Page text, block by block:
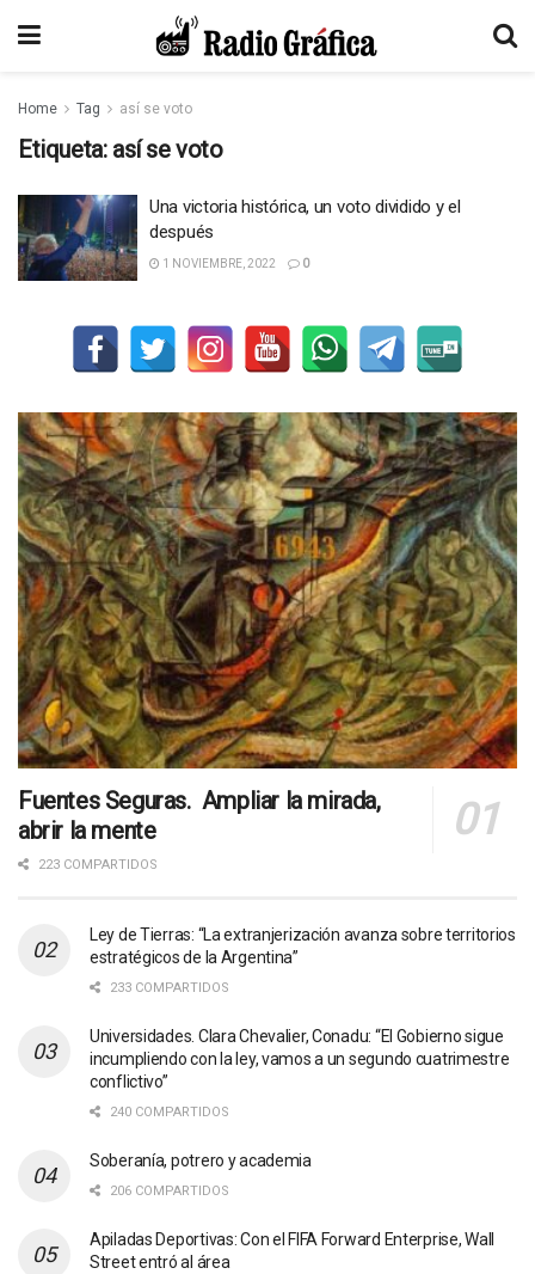
Home Tag así se voto
Etiqueta: así se voto
Una victoria histórica, un voto dividido y el
después
1 NOVIEMBRE, 2022 0
Fuentes Seguras. Ampliar la mirada,
abrir la mente
223 COMPARTIDOS
Ley de Tierras: “La extranjerización avanza sobre territorios
estratégicos de la Argentina”
233 COMPARTIDOS
Universidades. Clara Chevalier, Conadu: “El Gobierno sigue
incumpliendo con la ley, vamos a un segundo cuatrimestre
conflictivo”
240 COMPARTIDOS
Soberanía, potrero y academia
206 COMPARTIDOS
Apiladas Deportivas: Con el FIFA Forward Enterprise, Wall
Street entró al área